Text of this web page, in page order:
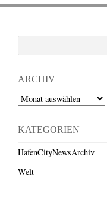
ARCHIV
Archiv
KATEGORIEN
HafenCityNewsArchiv
Welt